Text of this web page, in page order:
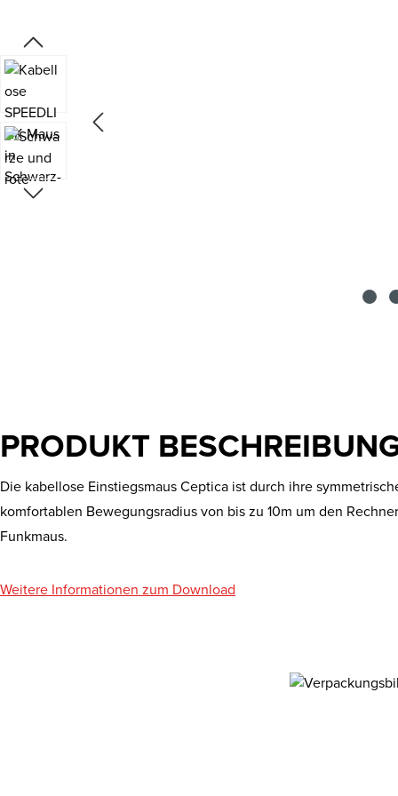
PRODUKT
Die kabellose Einstiegsmaus Ceptica ist durch ihre
komfortablen Bewegungsradius von bis zu 10m um den
Funkmaus.
Weitere Informationen zum Download